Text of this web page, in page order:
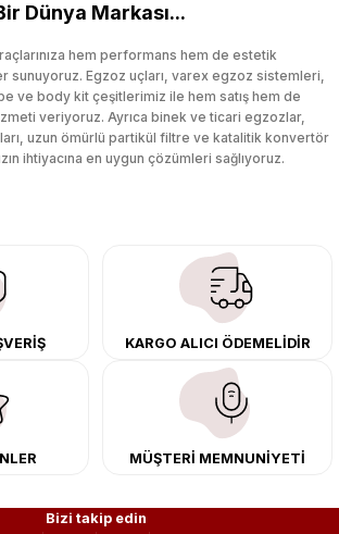
Dünya Markası...
hem performans hem de estetik
sunuyoruz. Egzoz uçları, varex egzoz sistemleri,
ve body kit çeşitlerimiz ile hem satış hem de
veriyoruz. Ayrıca binek ve ticari egzozlar,
uzun ömürlü partikül filtre ve katalitik konvertör
ihtiyacına en uygun çözümleri sağlıyoruz.
sürücüler için özel performans egzozları ve
yenileyebilir, body kit uygulamalarıyla aracınızın
üst seviyeye taşıyabilirsiniz.
dayanıklı ve uzun ömürlüdür. İstanbul’daki montaj
montaj yapıyor, Türkiye’nin her yerine güvenli
Aracınıza değer katmak için doğru
KARGO ALICI ÖDEMELİDİR
MÜŞTERİ MEMNUNİYETİ
Bizi takip edin